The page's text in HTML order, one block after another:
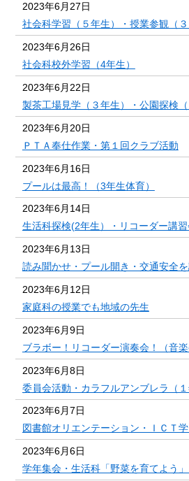
2023年6月27日
社会科学習（５年生）・授業参観（３
2023年6月26日
社会科校外学習（4年生）
2023年6月22日
製茶工場見学（３年生）・公園探検（
2023年6月20日
ＰＴＡ奉仕作業・第１回クラブ活動
2023年6月16日
プールは最高！（3年生体育）
2023年6月14日
生活科探検(2年生）・リコーダー講
2023年6月13日
読み聞かせ・プール開き・交通安全
2023年6月12日
家庭科の授業でも地域の先生
2023年6月9日
ブラボー！リコーダー演奏会！（音楽
2023年6月8日
委員会活動・カラフルアンブレラ（１
2023年6月7日
図書館オリエンテーション・ＩＣＴ学
2023年6月6日
学年集会・生活科「野菜を育てよう」